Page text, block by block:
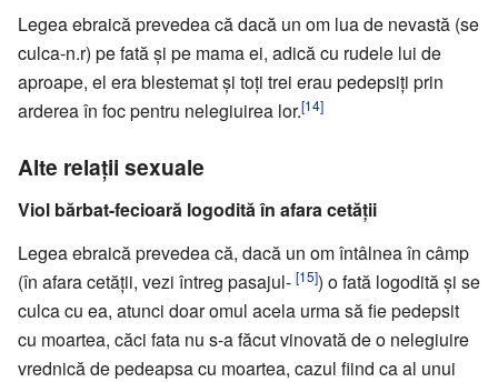
Legea ebraică prevedea că dacă un om lua de nevastă (se
culca-n.r) pe fată și pe mama ei, adică cu rudele lui de
aproape, el era blestemat și toți trei erau pedepsiți prin
arderea în foc pentru nelegiuirea lor.[14]
Alte relații sexuale
Viol bărbat-fecioară logodită în afara cetății
Legea ebraică prevedea că, dacă un om întâlnea în câmp
(în afara cetății, vezi întreg pasajul- [15]) o fată logodită și se
culca cu ea, atunci doar omul acela urma să fie pedepsit
cu moartea, căci fata nu s-a făcut vinovată de o nelegiuire
vrednică de pedeapsa cu moartea, cazul fiind ca al unui